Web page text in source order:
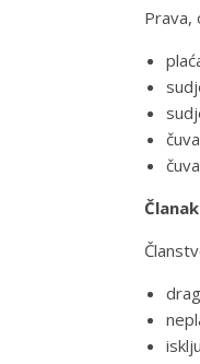
Prava,